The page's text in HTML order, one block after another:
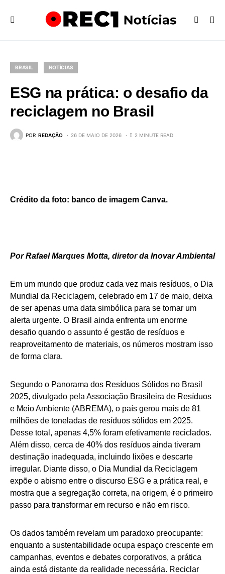
BRASIL NOTÍCIAS
ESG na prática: o desafio da
reciclagem no Brasil
POR REDAÇÃO 26 DE MAIO DE 2026 2 MINUTE READ
Crédito da foto: banco de imagem Canva.
Por Rafael Marques Motta, diretor da Inovar Ambiental
Em um mundo que produz cada vez mais resíduos, o Dia
Mundial da Reciclagem, celebrado em 17 de maio, deixa
de ser apenas uma data simbólica para se tornar um
alerta urgente. O Brasil ainda enfrenta um enorme
desafio quando o assunto é gestão de resíduos e
reaproveitamento de materiais, os números mostram isso
de forma clara.
Segundo o Panorama dos Resíduos Sólidos no Brasil
2025, divulgado pela Associação Brasileira de Resíduos
e Meio Ambiente (ABREMA), o país gerou mais de 81
milhões de toneladas de resíduos sólidos em 2025.
Desse total, apenas 4,5% foram efetivamente reciclados.
Além disso, cerca de 40% dos resíduos ainda tiveram
destinação inadequada, incluindo lixões e descarte
irregular. Diante disso, o Dia Mundial da Reciclagem
expõe o abismo entre o discurso ESG e a prática real, e
mostra que a segregação correta, na origem, é o primeiro
passo para transformar em recurso e não em risco.
Os dados também revelam um paradoxo preocupante:
enquanto a sustentabilidade ocupa espaço crescente em
campanhas, eventos e debates corporativos, a prática
ainda está distante da realidade necessária. Reciclar